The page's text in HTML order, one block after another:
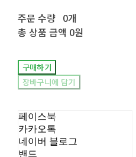
주문 수량 0개
총 상품 금액 0원
구매하기
장바구니에 담기
페이스북
카카오톡
네이버 블로그
밴드